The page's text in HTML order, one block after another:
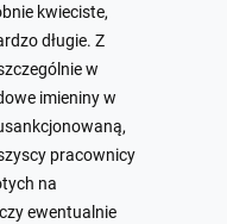
kwieciste,
długie. Z
w
imieniny w
pracownicy
na
ewentualnie